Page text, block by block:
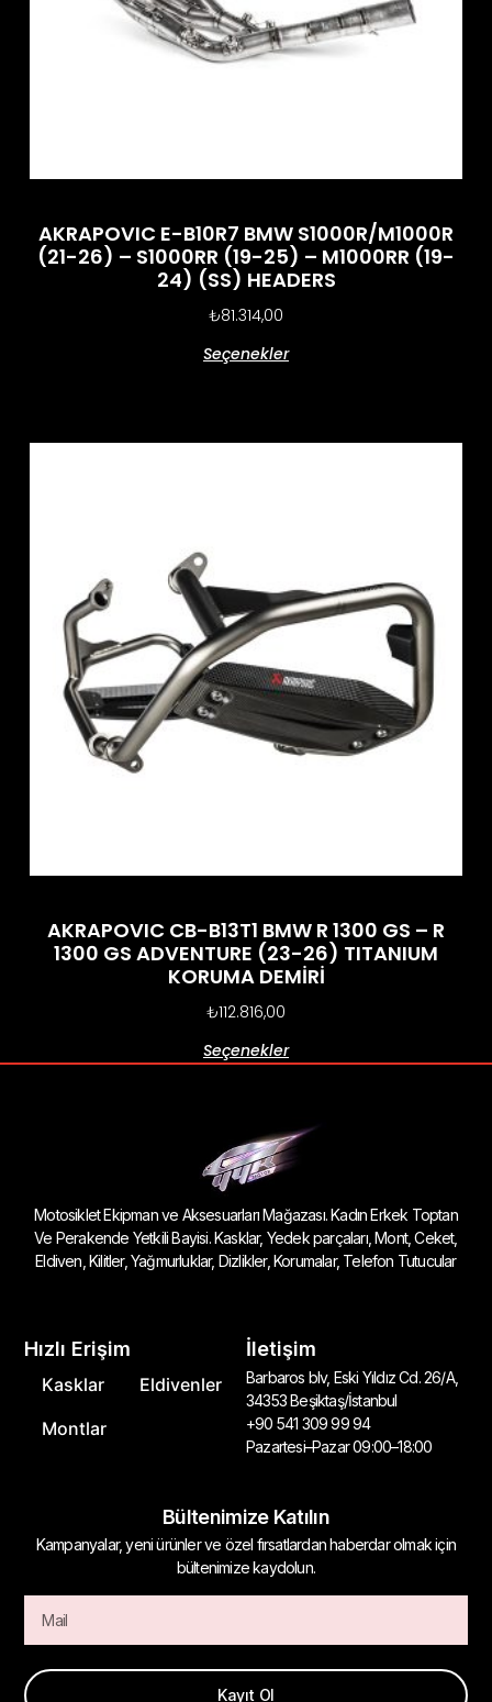
AKRAPOVIC E-B10R7 BMW S1000R/M1000R
(21-26) – S1000RR (19-25) – M1000RR (19-
24) (SS) HEADERS
₺81.314,00
Seçenekler
AKRAPOVIC CB-B13T1 BMW R 1300 GS – R
1300 GS ADVENTURE (23-26) TITANIUM
KORUMA DEMİRİ
₺112.816,00
Seçenekler
Motosiklet Ekipman ve Aksesuarları Mağazası. Kadın Erkek Toptan
Ve Perakende Yetkili Bayisi. Kasklar, Yedek parçaları, Mont, Ceket,
Eldiven, Kilitler, Yağmurluklar, Dizlikler, Korumalar, Telefon Tutucular
Hızlı Erişim
Kasklar
Eldivenler
Montlar
İletişim
Barbaros blv, Eski Yıldız Cd. 26/A,
34353 Beşiktaş/İstanbul
+90 541 309 99 94
Pazartesi–Pazar 09:00–18:00
Bültenimize Katılın
Kampanyalar, yeni ürünler ve özel fırsatlardan haberdar olmak için
bültenimize kaydolun.
Kayıt Ol